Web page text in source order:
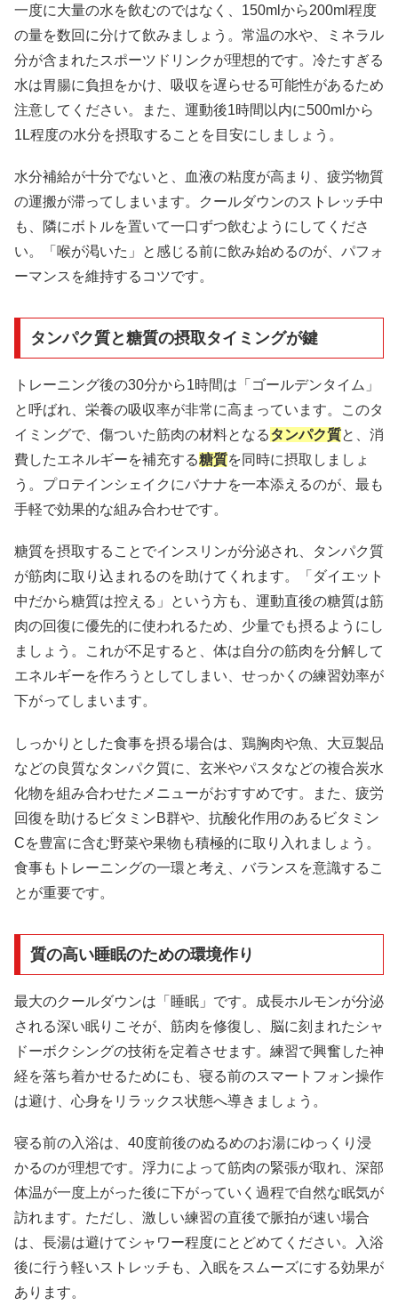
一度に大量の水を飲むのではなく、150mlから200ml程度
の量を数回に分けて飲みましょう。常温の水や、ミネラル
分が含まれたスポーツドリンクが理想的です。冷たすぎる
水は胃腸に負担をかけ、吸収を遅らせる可能性があるため
注意してください。また、運動後1時間以内に500mlから
1L程度の水分を摂取することを目安にしましょう。
水分補給が十分でないと、血液の粘度が高まり、疲労物質
の運搬が滞ってしまいます。クールダウンのストレッチ中
も、隣にボトルを置いて一口ずつ飲むようにしてくださ
い。「喉が渇いた」と感じる前に飲み始めるのが、パフォ
ーマンスを維持するコツです。
タンパク質と糖質の摂取タイミングが鍵
トレーニング後の30分から1時間は「ゴールデンタイム」
と呼ばれ、栄養の吸収率が非常に高まっています。このタ
イミングで、傷ついた筋肉の材料となるタンパク質と、消
費したエネルギーを補充する糖質を同時に摂取しましょ
う。プロテインシェイクにバナナを一本添えるのが、最も
手軽で効果的な組み合わせです。
糖質を摂取することでインスリンが分泌され、タンパク質
が筋肉に取り込まれるのを助けてくれます。「ダイエット
中だから糖質は控える」という方も、運動直後の糖質は筋
肉の回復に優先的に使われるため、少量でも摂るようにし
ましょう。これが不足すると、体は自分の筋肉を分解して
エネルギーを作ろうとしてしまい、せっかくの練習効率が
下がってしまいます。
しっかりとした食事を摂る場合は、鶏胸肉や魚、大豆製品
などの良質なタンパク質に、玄米やパスタなどの複合炭水
化物を組み合わせたメニューがおすすめです。また、疲労
回復を助けるビタミンB群や、抗酸化作用のあるビタミン
Cを豊富に含む野菜や果物も積極的に取り入れましょう。
食事もトレーニングの一環と考え、バランスを意識するこ
とが重要です。
質の高い睡眠のための環境作り
最大のクールダウンは「睡眠」です。成長ホルモンが分泌
される深い眠りこそが、筋肉を修復し、脳に刻まれたシャ
ドーボクシングの技術を定着させます。練習で興奮した神
経を落ち着かせるためにも、寝る前のスマートフォン操作
は避け、心身をリラックス状態へ導きましょう。
寝る前の入浴は、40度前後のぬるめのお湯にゆっくり浸
かるのが理想です。浮力によって筋肉の緊張が取れ、深部
体温が一度上がった後に下がっていく過程で自然な眠気が
訪れます。ただし、激しい練習の直後で脈拍が速い場合
は、長湯は避けてシャワー程度にとどめてください。入浴
後に行う軽いストレッチも、入眠をスムーズにする効果が
あります。